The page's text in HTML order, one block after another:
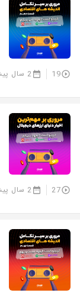
19 2 سال پیش
27 2 سال پیش